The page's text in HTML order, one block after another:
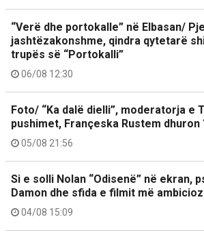
“Verë dhe portokalle” në Elbasan/
jashtëzakonshme, qindra qytetarë
trupës së “Portokalli”
06/08 12:30
Foto/ “Ka dalë dielli”, moderatorja e
pushimet, Françeska Rustem dhuron
05/08 21:56
Si e solli Nolan “Odisenë” në ekran,
Damon dhe sfida e filmit më
04/08 15:09